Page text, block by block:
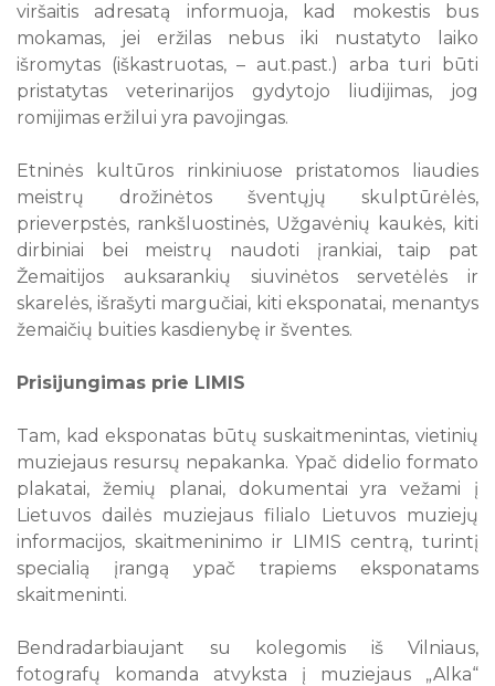
viršaitis adresatą informuoja, kad mokestis bus
mokamas, jei eržilas nebus iki nustatyto laiko
išromytas (iškastruotas, – aut.past.) arba turi būti
pristatytas veterinarijos gydytojo liudijimas, jog
romijimas eržilui yra pavojingas.
Etninės kultūros rinkiniuose pristatomos liaudies
meistrų drožinėtos šventųjų skulptūrėlės,
prieverpstės, rankšluostinės, Užgavėnių kaukės, kiti
dirbiniai bei meistrų naudoti įrankiai, taip pat
Žemaitijos auksarankių siuvinėtos servetėlės ir
skarelės, išrašyti margučiai, kiti eksponatai, menantys
žemaičių buities kasdienybę ir šventes.
Prisijungimas prie LIMIS
Tam, kad eksponatas būtų suskaitmenintas, vietinių
muziejaus resursų nepakanka. Ypač didelio formato
plakatai, žemių planai, dokumentai yra vežami į
Lietuvos dailės muziejaus filialo Lietuvos muziejų
informacijos, skaitmeninimo ir LIMIS centrą, turintį
specialią įrangą ypač trapiems eksponatams
skaitmeninti.
Bendradarbiaujant su kolegomis iš Vilniaus,
fotografų komanda atvyksta į muziejaus „Alka“